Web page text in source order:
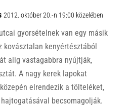
2012. október 20.-n 19:00 közelében
gyorsételnek van egy másik
kovásztalan kenyértésztából
alig vastagabbra nyújtják,
A nagy kerek lapokat
elrendezik a tölteléket,
becsomagolják.